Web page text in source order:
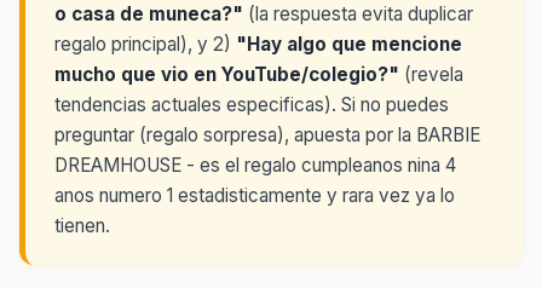
o casa de muneca?" (la respuesta evita duplicar
regalo principal), y 2) "Hay algo que mencione
mucho que vio en YouTube/colegio?" (revela
tendencias actuales especificas). Si no puedes
preguntar (regalo sorpresa), apuesta por la BARBIE
DREAMHOUSE - es el regalo cumpleanos nina 4
anos numero 1 estadisticamente y rara vez ya lo
tienen.